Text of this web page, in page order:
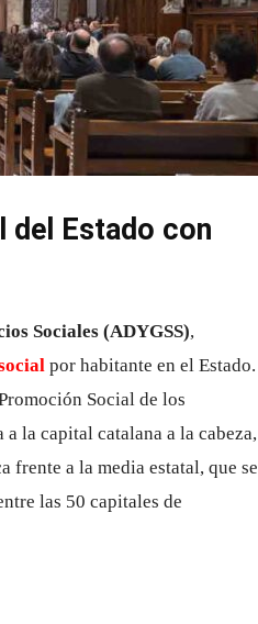
del Estado con
Sociales (ADYGSS),
por habitante en el Estado.
Social de los
la capital catalana a la cabeza,
frente a la media estatal, que se
las 50 capitales de